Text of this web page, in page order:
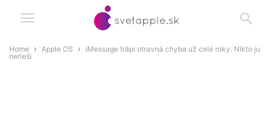
Home Apple OS
iMessage trápi otravná chyba už celé roky. Nikto ju
nerieši